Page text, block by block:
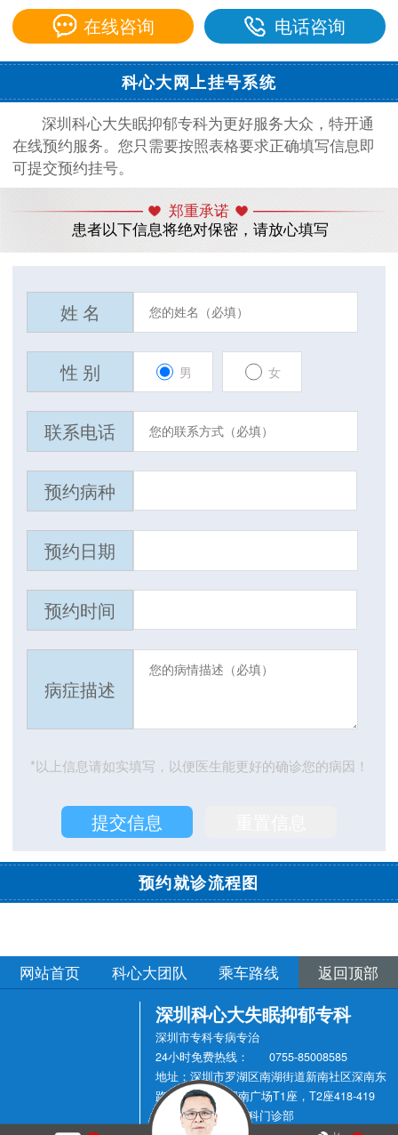
在线咨询 电话咨询
科心大网上挂号系统
深圳科心大失眠抑郁专科为更好服务大众，特开通
在线预约服务。您只需要按照表格要求正确填写信息即
可提交预约挂号。
郑重承诺
患者以下信息将绝对保密，请放心填写
姓 名
性 别 男 女
联系电话
预约病种
预约日期
预约时间
病症描述
*以上信息请如实填写，以便医生能更好的确诊您的病因！
预约就诊流程图
话告知预约编号
医领取挂号单
网站首页 科心大团队 乘车路线 返回顶部
深圳科心大失眠抑郁专科
深圳市专科专病专治
24小时免费热线：
0755-85008585
地址：深圳市罗湖区南湖街道新南社区深南东
路2011号万科深南广场T1座，T2座418-419
深圳科心大普通专科门诊部